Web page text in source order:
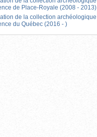
de Place-Royale (2008 - 2013)
de la collection archéologique
du Québec (2016 - )